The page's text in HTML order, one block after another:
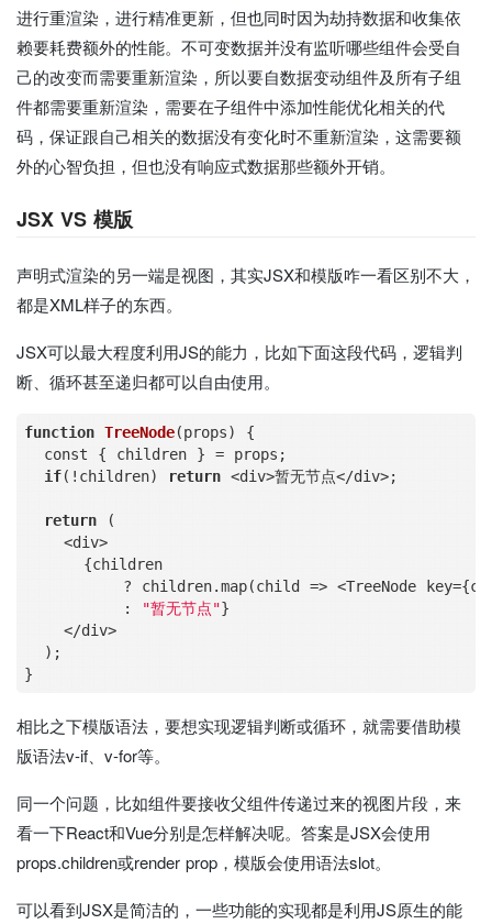
进行重渲染，进行精准更新，但也同时因为劫持数据和收集依
赖要耗费额外的性能。不可变数据并没有监听哪些组件会受自
己的改变而需要重新渲染，所以要自数据变动组件及所有子组
件都需要重新渲染，需要在子组件中添加性能优化相关的代
码，保证跟自己相关的数据没有变化时不重新渲染，这需要额
外的心智负担，但也没有响应式数据那些额外开销。
JSX VS 模版
声明式渲染的另一端是视图，其实JSX和模版咋一看区别不大，
都是XML样子的东西。
JSX可以最大程度利用JS的能力，比如下面这段代码，逻辑判
断、循环甚至递归都可以自由使用。
function TreeNode(props) {
const { children } = props;
if( ! children) return <div>暂无节点</div>;
return (
<div>
{children
? children.map(child => <TreeNode key=
:
"暂无节点"}
</div>
);
相比之下模版语法，要想实现逻辑判断或循环，就需要借助模
版语法v-if、v-for等。
同一个问题，比如组件要接收父组件传递过来的视图片段，来
看一下React和Vue分别是怎样解决呢。答案是JSX会使用
props.children或render prop，模版会使用语法slot。
可以看到JSX是简洁的，一些功能的实现都是利用JS原生的能